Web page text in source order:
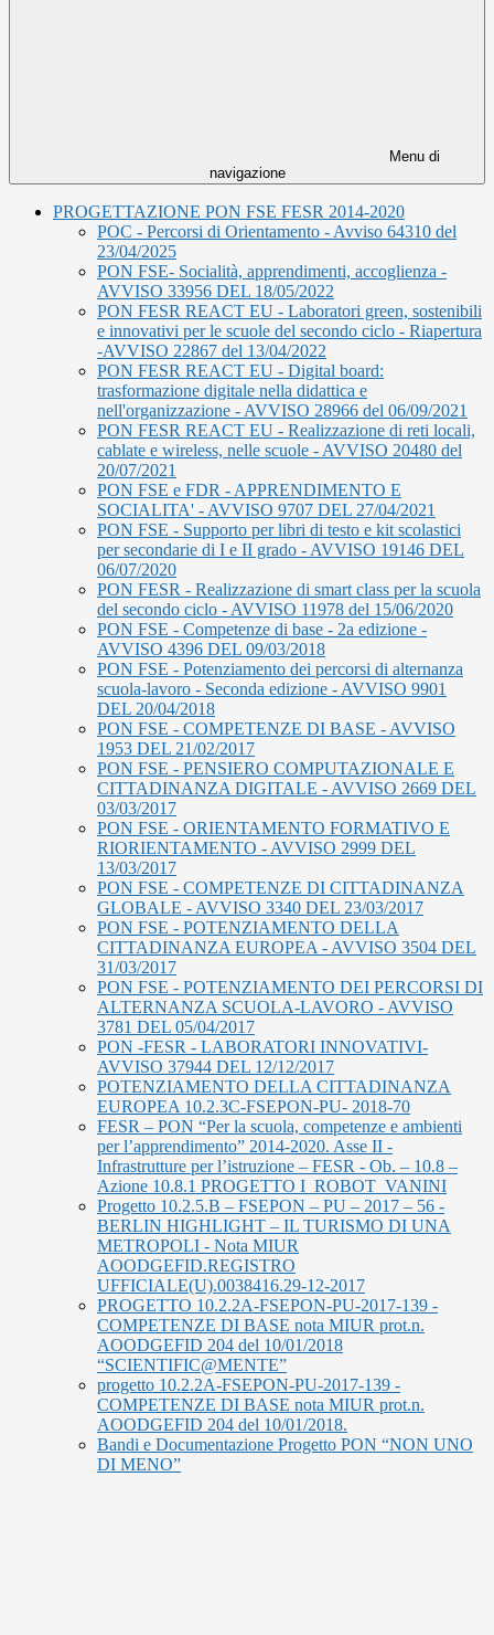
Menu di
navigazione
PROGETTAZIONE PON FSE FESR 2014-2020
POC - Percorsi di Orientamento - Avviso 64310 del
23/04/2025
PON FSE- Socialità, apprendimenti, accoglienza -
AVVISO 33956 DEL 18/05/2022
PON FESR REACT EU - Laboratori green, sostenibili
e innovativi per le scuole del secondo ciclo - Riapertura
-AVVISO 22867 del 13/04/2022
PON FESR REACT EU - Digital board:
trasformazione digitale nella didattica e
nell'organizzazione - AVVISO 28966 del 06/09/2021
PON FESR REACT EU - Realizzazione di reti locali,
cablate e wireless, nelle scuole - AVVISO 20480 del
20/07/2021
PON FSE e FDR - APPRENDIMENTO E
SOCIALITA' - AVVISO 9707 DEL 27/04/2021
PON FSE - Supporto per libri di testo e kit scolastici
per secondarie di I e II grado - AVVISO 19146 DEL
06/07/2020
PON FESR - Realizzazione di smart class per la scuola
del secondo ciclo - AVVISO 11978 del 15/06/2020
PON FSE - Competenze di base - 2a edizione -
AVVISO 4396 DEL 09/03/2018
PON FSE - Potenziamento dei percorsi di alternanza
scuola-lavoro - Seconda edizione - AVVISO 9901
DEL 20/04/2018
PON FSE - COMPETENZE DI BASE - AVVISO
1953 DEL 21/02/2017
PON FSE - PENSIERO COMPUTAZIONALE E
CITTADINANZA DIGITALE - AVVISO 2669 DEL
03/03/2017
PON FSE - ORIENTAMENTO FORMATIVO E
RIORIENTAMENTO - AVVISO 2999 DEL
13/03/2017
PON FSE - COMPETENZE DI CITTADINANZA
GLOBALE - AVVISO 3340 DEL 23/03/2017
PON FSE - POTENZIAMENTO DELLA
CITTADINANZA EUROPEA - AVVISO 3504 DEL
31/03/2017
PON FSE - POTENZIAMENTO DEI PERCORSI DI
ALTERNANZA SCUOLA-LAVORO - AVVISO
3781 DEL 05/04/2017
PON -FESR - LABORATORI INNOVATIVI-
AVVISO 37944 DEL 12/12/2017
POTENZIAMENTO DELLA CITTADINANZA
EUROPEA 10.2.3C-FSEPON-PU- 2018-70
FESR – PON “Per la scuola, competenze e ambienti
per l’apprendimento” 2014-2020. Asse II -
Infrastrutture per l’istruzione – FESR - Ob. – 10.8 –
Azione 10.8.1 PROGETTO I_ROBOT_VANINI
Progetto 10.2.5.B – FSEPON – PU – 2017 – 56 -
BERLIN HIGHLIGHT – IL TURISMO DI UNA
METROPOLI - Nota MIUR
AOODGEFID.REGISTRO
UFFICIALE(U).0038416.29-12-2017
PROGETTO 10.2.2A-FSEPON-PU-2017-139 -
COMPETENZE DI BASE nota MIUR prot.n.
AOODGEFID 204 del 10/01/2018
“SCIENTIFIC@MENTE”
progetto 10.2.2A-FSEPON-PU-2017-139 -
COMPETENZE DI BASE nota MIUR prot.n.
AOODGEFID 204 del 10/01/2018.
Bandi e Documentazione Progetto PON “NON UNO
DI MENO”